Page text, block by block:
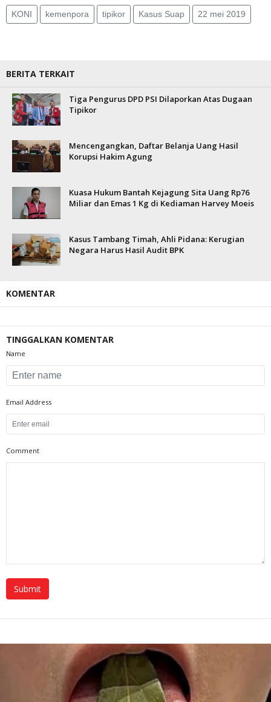
KONI kemenpora tipikor Kasus Suap 22 mei 2019
BERITA TERKAIT
Tiga Pengurus DPD PSI Dilaporkan Atas Dugaan
Tipikor
Mencengangkan, Daftar Belanja Uang Hasil
Korupsi Hakim Agung
Kuasa Hukum Bantah Kejagung Sita Uang Rp76
Miliar dan Emas 1 Kg di Kediaman Harvey Moeis
Kasus Tambang Timah, Ahli Pidana: Kerugian
Negara Harus Hasil Audit BPK
KOMENTAR
TINGGALKAN KOMENTAR
Name
Email Address
Comment